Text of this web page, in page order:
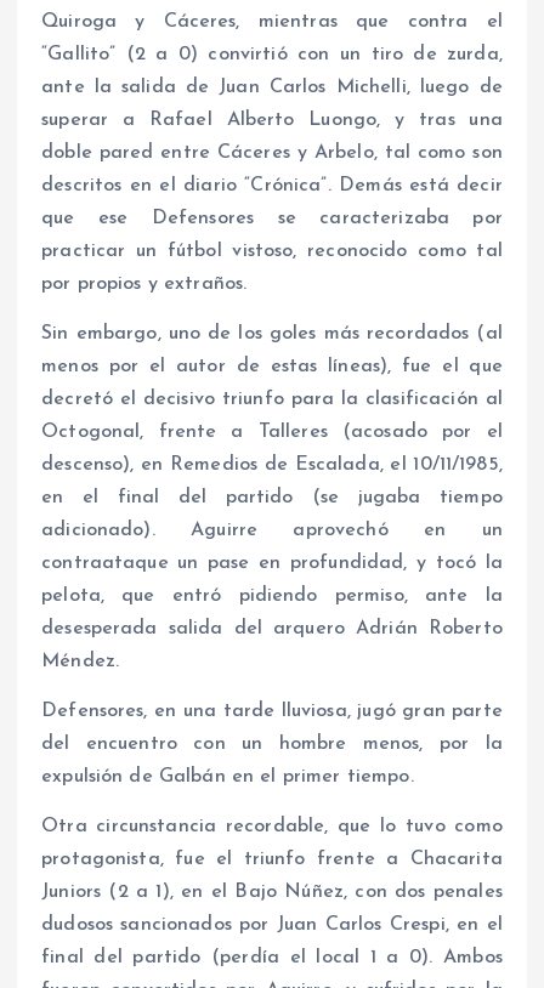
Quiroga y Cáceres, mientras que contra el
“Gallito” (2 a 0) convirtió con un tiro de zurda,
ante la salida de Juan Carlos Michelli, luego de
superar a Rafael Alberto Luongo, y tras una
doble pared entre Cáceres y Arbelo, tal como son
descritos en el diario “Crónica”. Demás está decir
que ese Defensores se caracterizaba por
practicar un fútbol vistoso, reconocido como tal
por propios y extraños.
Sin embargo, uno de los goles más recordados (al
menos por el autor de estas líneas), fue el que
decretó el decisivo triunfo para la clasificación al
Octogonal, frente a Talleres (acosado por el
descenso), en Remedios de Escalada, el 10/11/1985,
en el final del partido (se jugaba tiempo
adicionado). Aguirre aprovechó en un
contraataque un pase en profundidad, y tocó la
pelota, que entró pidiendo permiso, ante la
desesperada salida del arquero Adrián Roberto
Méndez.
Defensores, en una tarde lluviosa, jugó gran parte
del encuentro con un hombre menos, por la
expulsión de Galbán en el primer tiempo.
Otra circunstancia recordable, que lo tuvo como
protagonista, fue el triunfo frente a Chacarita
Juniors (2 a 1), en el Bajo Núñez, con dos penales
dudosos sancionados por Juan Carlos Crespi, en el
final del partido (perdía el local 1 a 0). Ambos